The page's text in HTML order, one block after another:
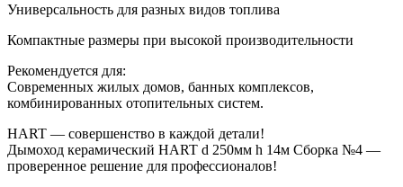
Универсальность для разных видов топлива
Компактные размеры при высокой производительности
Рекомендуется для:
Современных жилых домов, банных комплексов,
комбинированных отопительных систем.
HART — совершенство в каждой детали!
Дымоход керамический HART d 250мм h 14м Сборка №4 —
проверенное решение для профессионалов!